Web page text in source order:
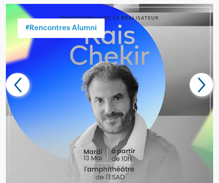
#Rencontres Alumni